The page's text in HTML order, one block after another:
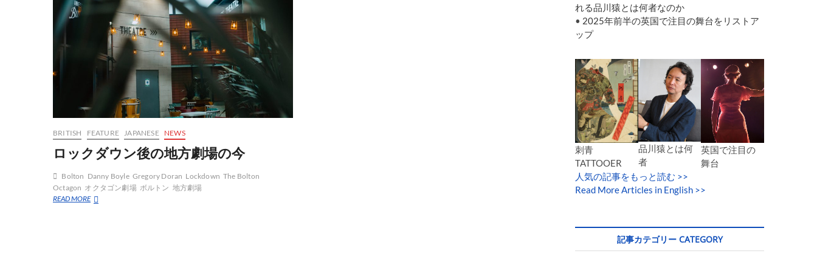
BRITISH FEATURE JAPANESE NEWS
ロックダウン後の地方劇場の今
Bolton Danny Boyle Gregory Doran Lockdown The Bolton
Octagon オクタゴン劇場 ボルトン 地方劇場
READ MOREロ
れる品川猿とは何者なのか
• 2025年前半の英国で注目の舞台をリストア
ップ
刺青
TATTOOER
品川猿とは何
者
英国で注目の
舞台
人気の記事をもっと読む >>
Read More Articles in English >>
記事カテゴリー CATEGORY